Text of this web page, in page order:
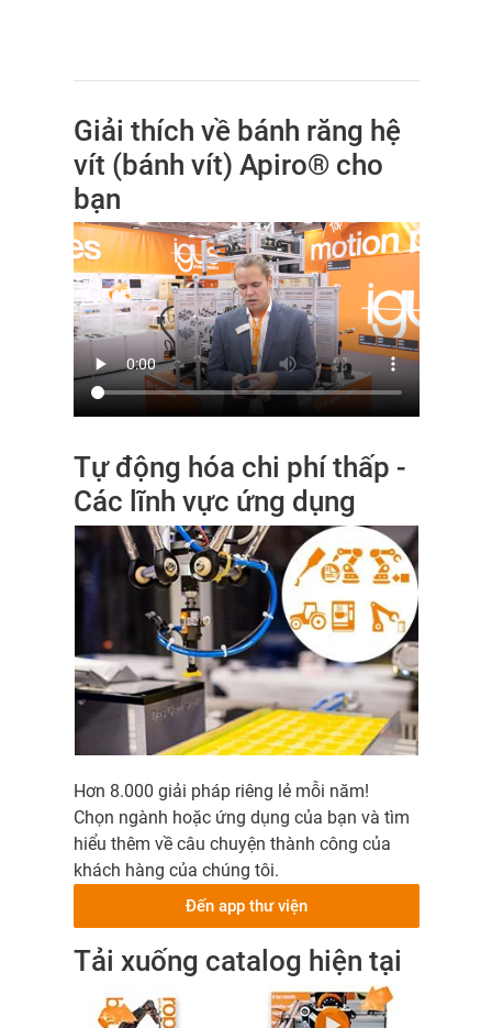
Giải thích về bánh răng hệ
vít (bánh vít) Apiro® cho
bạn
Tự động hóa chi phí thấp -
Các lĩnh vực ứng dụng
Hơn 8.000 giải pháp riêng lẻ mỗi năm!
Chọn ngành hoặc ứng dụng của bạn và tìm
hiểu thêm về câu chuyện thành công của
khách hàng của chúng tôi.
Đến app thư viện
Tải xuống catalog hiện tại